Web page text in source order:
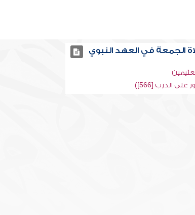
الجمعة في العهد النبوي
الدرب [566])